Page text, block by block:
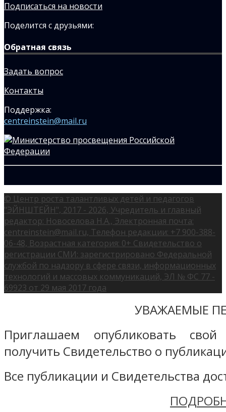
Подписаться на новости
Поделится с друзьями:
Обратная связь
Задать вопрос
Контакты
Поддержка:
centreinstein@mail.ru
© Центр роста талантливых детей и педагогов
"ЭЙНШТЕЙН", 2017 - 2026, Учредитель и главный
редактор: Новоселова Н.А., Электронная почта:
centreinstein@mail.ru, Телефон редакции: +7 900-388-
06-48, Возрастная категория: 0+ Свидетельство о
регистрации СМИ: зарегистрировано Федеральной
службой по надзору в сфере связи, информационных
технологий и массовых коммуникаций, ЭЛ № ФС 77 -
69923 от 29 мая 2017 года
УВАЖАЕМЫЕ
Приглашаем опубликовать
получить Свидетельство о
Все публикации и Свидетельства